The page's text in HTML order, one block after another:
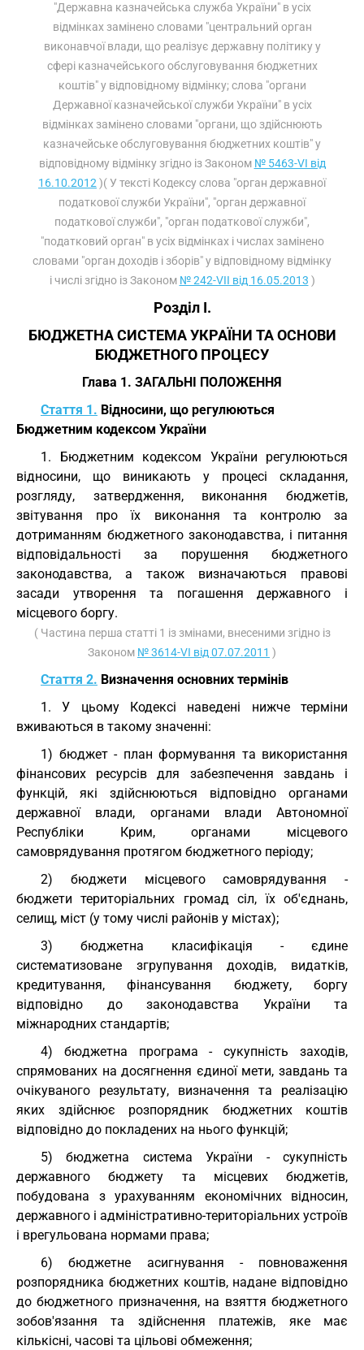
"Державна казначейська служба України" в усіх
відмінках замінено словами "центральний орган
виконавчої влади, що реалізує державну політику у
сфері казначейського обслуговування бюджетних
коштів" у відповідному відмінку; слова "органи
Державної казначейської служби України" в усіх
відмінках замінено словами "органи, що здійснюють
казначейське обслуговування бюджетних коштів" у
відповідному відмінку згідно із Законом № 5463-VI від
16.10.2012 )( У тексті Кодексу слова "орган державної
податкової служби України", "орган державної
податкової служби", "орган податкової служби",
"податковий орган" в усіх відмінках і числах замінено
словами "орган доходів і зборів" у відповідному відмінку
і числі згідно із Законом № 242-VII від 16.05.2013 )
Розділ I.
БЮДЖЕТНА СИСТЕМА УКРАЇНИ ТА ОСНОВИ
БЮДЖЕТНОГО ПРОЦЕСУ
Глава 1. ЗАГАЛЬНІ ПОЛОЖЕННЯ
Стаття 1. Відносини, що регулюються
Бюджетним кодексом України
1. Бюджетним кодексом України регулюються
відносини, що виникають у процесі складання,
розгляду, затвердження, виконання бюджетів,
звітування про їх виконання та контролю за
дотриманням бюджетного законодавства, і питання
відповідальності за порушення бюджетного
законодавства, а також визначаються правові
засади утворення та погашення державного і
місцевого боргу.
( Частина перша статті 1 із змінами, внесеними згідно із
Законом № 3614-VI від 07.07.2011 )
Стаття 2. Визначення основних термінів
1. У цьому Кодексі наведені нижче терміни
вживаються в такому значенні:
1) бюджет - план формування та використання
фінансових ресурсів для забезпечення завдань і
функцій, які здійснюються відповідно органами
державної влади, органами влади Автономної
Республіки Крим, органами місцевого
самоврядування протягом бюджетного періоду;
2) бюджети місцевого самоврядування -
бюджети територіальних громад сіл, їх об'єднань,
селищ, міст (у тому числі районів у містах);
3) бюджетна класифікація - єдине
систематизоване згрупування доходів, видатків,
кредитування, фінансування бюджету, боргу
відповідно до законодавства України та
міжнародних стандартів;
4) бюджетна програма - сукупність заходів,
спрямованих на досягнення єдиної мети, завдань та
очікуваного результату, визначення та реалізацію
яких здійснює розпорядник бюджетних коштів
відповідно до покладених на нього функцій;
5) бюджетна система України - сукупність
державного бюджету та місцевих бюджетів,
побудована з урахуванням економічних відносин,
державного і адміністративно-територіальних устроїв
і врегульована нормами права;
6) бюджетне асигнування - повноваження
розпорядника бюджетних коштів, надане відповідно
до бюджетного призначення, на взяття бюджетного
зобов'язання та здійснення платежів, яке має
кількісні, часові та цільові обмеження;